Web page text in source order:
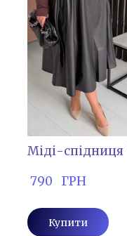
Міді-
790   ГРН
Купити